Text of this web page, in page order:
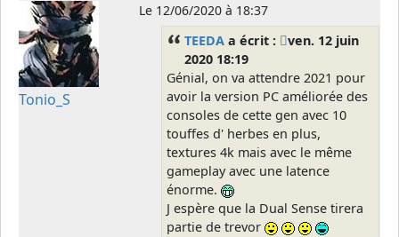
Tonio_S
Le 12/06/2020 à 18:37
TEEDA a écrit :
ven. 12 juin
2020 18:19
Génial, on va attendre 2021 pour
avoir la version PC améliorée des
consoles de cette gen avec 10
touffes d' herbes en plus,
textures 4k mais avec le même
gameplay avec une latence
énorme.
J espère que la Dual Sense tirera
partie de trevor